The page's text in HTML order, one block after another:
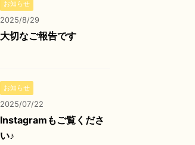
お知らせ
2025/8/29
大切なご報告です
お知らせ
2025/07/22
Instagramもご覧くださ
い♪